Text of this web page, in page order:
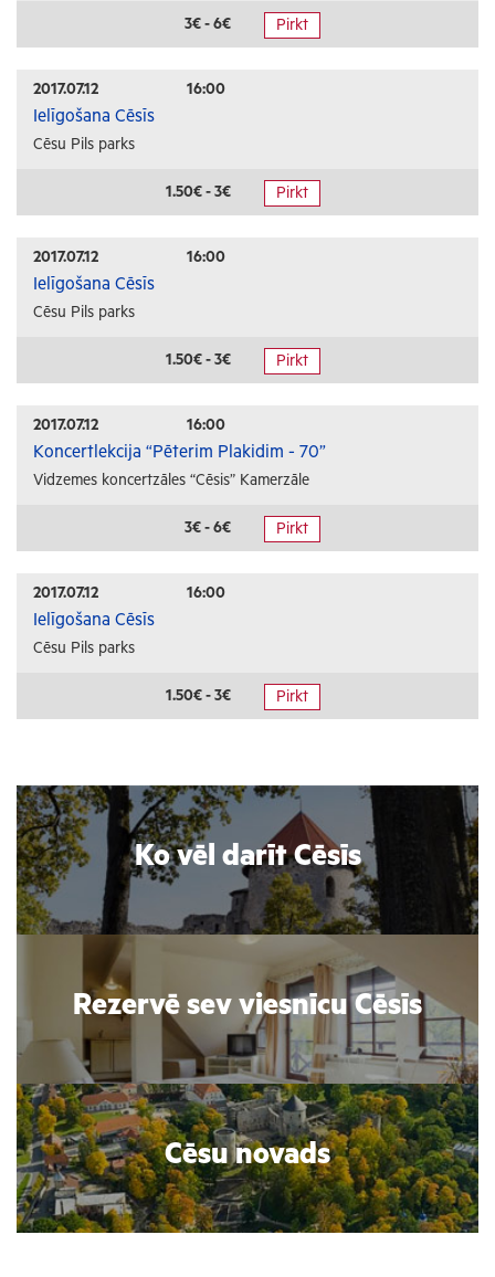
3€ - 6€ Pirkt
2017.07.12 16:00
Ielīgošana Cēsīs
Cēsu Pils parks
1.50€ - 3€ Pirkt
2017.07.12 16:00
Ielīgošana Cēsīs
Cēsu Pils parks
1.50€ - 3€ Pirkt
2017.07.12 16:00
Koncertlekcija “Pēterim Plakidim - 70”
Vidzemes koncertzāles “Cēsis” Kamerzāle
3€ - 6€ Pirkt
2017.07.12 16:00
Ielīgošana Cēsīs
Cēsu Pils parks
1.50€ - 3€ Pirkt
Ko vēl darīt Cēsīs
Rezervē sev viesnīcu Cēsīs
Cēsu novads